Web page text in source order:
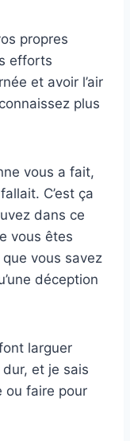
propres
efforts
et avoir l’air
plus
vous a fait,
C’est ça
dans ce
vous êtes
que vous savez
déception
larguer
dur, et je sais
ou faire pour